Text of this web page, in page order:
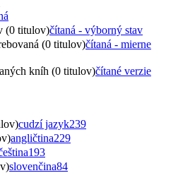
(0 titulov)čítaná - výborný stav
(0 titulov)čítaná - mierne
kníh (0 titulov)čítané verzie
cudzí jazyk239
angličtina229
193
slovenčina84